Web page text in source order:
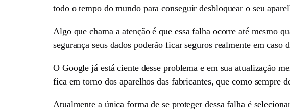
todo o tempo do mundo para conseguir desbloquear o seu
Algo que chama a atenção é que essa falha ocorre até mesmo
segurança seus dados poderão ficar seguros realmente em caso
O Google já está ciente desse problema e em sua atualização
fica em torno dos aparelhos das fabricantes, que como sempre
Atualmente a única forma de se proteger dessa falha é